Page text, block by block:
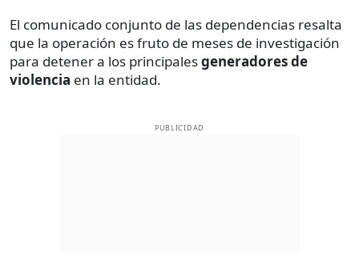
El comunicado conjunto de las dependencias resalta
que la operación es fruto de meses de investigación
para detener a los principalesgeneradores de
violencia en la entidad.
PUBLICIDAD